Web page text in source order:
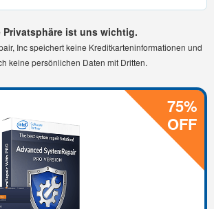
Privatsphäre ist uns wichtig.
Inc speichert keine Kreditkarteninformationen und
keine persönlichen Daten mit Dritten.
75%
OFF